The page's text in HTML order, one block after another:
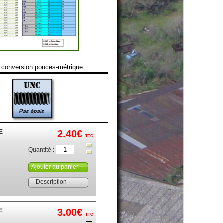
conversion pouces-métrique
2.40€ TTC
Quantité :
Ajouter au panier
Description
3.00€ TTC